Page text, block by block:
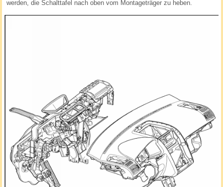
werden, die Schalttafel nach oben vom Montageträger zu heben.